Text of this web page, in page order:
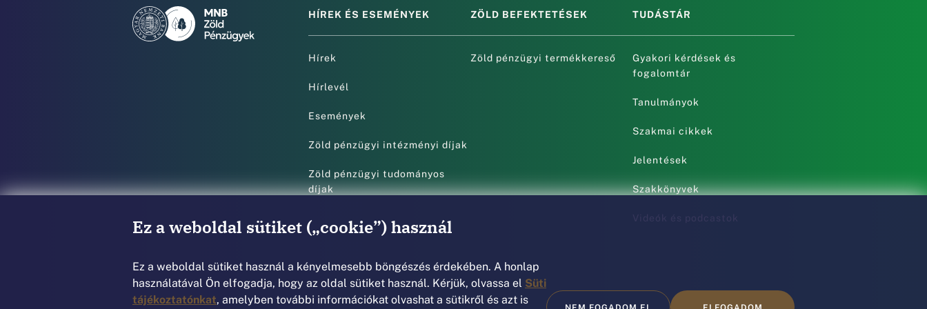
Ez a weboldal sütiket („cookie”) használ
Ez a weboldal sütiket használ a kényelmesebb böngészés érdekében. A honlap
használatával Ön elfogadja, hogy az oldal sütiket használ. Kérjük, olvassa el Süti
tájékoztatónkat, amelyben további információkat olvashat a sütikről és azt is
HÍREK ÉS ESEMÉNYEK
Hírek
Hírlevél
Események
Zöld pénzügyi intézményi díjak
Zöld pénzügyi tudományos
díjak
ZÖLD BEFEKTETÉSEK
Zöld pénzügyi termékkereső
TUDÁSTÁR
Gyakori kérdések és
fogalomtár
Tanulmányok
Szakmai cikkek
Jelentések
Szakkönyvek
Videók és podcastok